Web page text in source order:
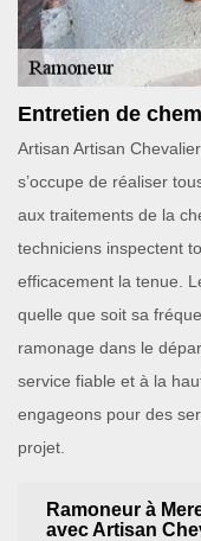
Entretien de
Artisan Artisan
s’occupe de réaliser
aux traitements de la
techniciens inspectent
efficacement la tenue.
quelle que soit sa
ramonage dans le
service fiable et à la
engageons pour des
projet.
Ramoneur à
avec Artisan